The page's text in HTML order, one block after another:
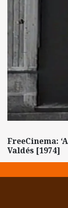
FreeCinema:
Valdés [1974]